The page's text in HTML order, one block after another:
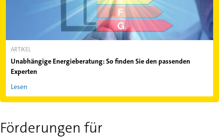
Förderungen für
ARTIKEL
Unabhängige Energieberatung: So finden Sie den passenden
Experten
Lesen